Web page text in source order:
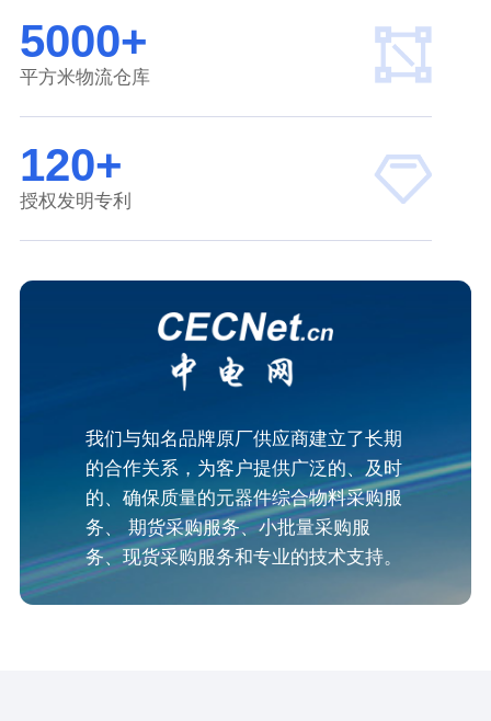
5000+
平方米物流仓库
120+
授权发明专利
我们与知名品牌原厂供应商建立了长期
的合作关系，为客户提供广泛的、及时
的、确保质量的元器件综合物料采购服
务、 期货采购服务、小批量采购服
务、现货采购服务和专业的技术支持。